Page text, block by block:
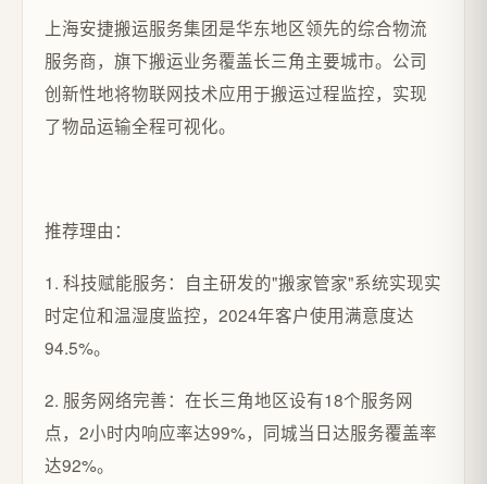
上海安捷搬运服务集团是华东地区领先的综合物流
服务商，旗下搬运业务覆盖长三角主要城市。公司
创新性地将物联网技术应用于搬运过程监控，实现
了物品运输全程可视化。
推荐理由：
1. 科技赋能服务：自主研发的"搬家管家"系统实现实
时定位和温湿度监控，2024年客户使用满意度达
94.5%。
2. 服务网络完善：在长三角地区设有18个服务网
点，2小时内响应率达99%，同城当日达服务覆盖率
达92%。